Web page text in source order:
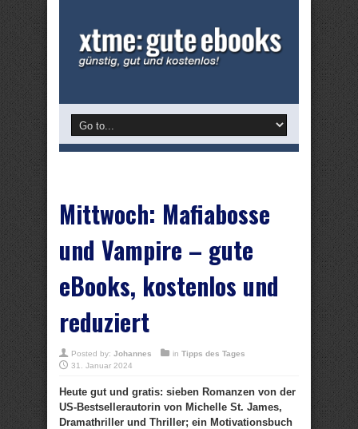
Mittwoch: Mafiabosse
und Vampire – gute
eBooks, kostenlos und
reduziert
Posted by: Johannes in Tipps des Tages
31. Januar 2024
Heute gut und gratis: sieben Romanzen von der
US-Bestsellerautorin von Michelle St. James,
Dramathriller und Thriller; ein Motivationsbuch